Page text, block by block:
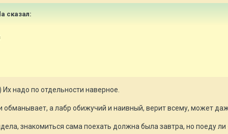
сказал:
надо по отдельности наверное.
обманывает, а лабр обижучий и наивный, верит всему, может
знакомиться сама поехать должна была завтра, но поеду